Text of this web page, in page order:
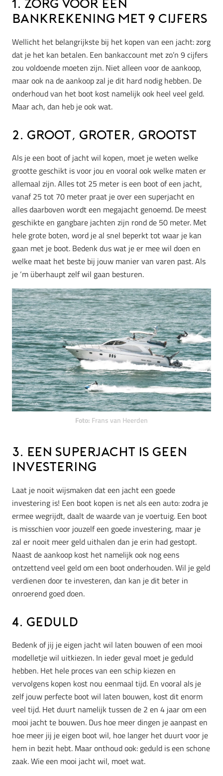
1. Zorg voor een
bankrekening met 9 cijfers
Wellicht het belangrijkste bij het kopen van een jacht: zorg
dat je het kan betalen. Een bankaccount met zo’n 9 cijfers
zou voldoende moeten zijn. Niet alleen voor de aankoop,
maar ook na de aankoop zal je dit hard nodig hebben. De
onderhoud van het boot kost namelijk ook heel veel geld.
Maar ach, dan heb je ook wat.
2. Groot, groter, grootst
Als je een boot of jacht wil kopen, moet je weten welke
grootte geschikt is voor jou en vooral ook welke maten er
allemaal zijn. Alles tot 25 meter is een boot of een jacht,
vanaf 25 tot 70 meter praat je over een superjacht en
alles daarboven wordt een megajacht genoemd. De meest
geschikte en gangbare jachten zijn rond de 50 meter. Met
hele grote boten, word je al snel beperkt tot waar je kan
gaan met je boot. Bedenk dus wat je er mee wil doen en
welke maat het beste bij jouw manier van varen past. Als
je ‘m überhaupt zelf wil gaan besturen.
Foto: Frans van Heerden
3. Een superjacht is geen
investering
Laat je nooit wijsmaken dat een jacht een goede
investering is! Een boot kopen is net als een auto: zodra je
ermee wegrijdt, daalt de waarde van je voertuig. Een boot
is misschien voor jouzelf een goede investering, maar je
zal er nooit meer geld uithalen dan je erin had gestopt.
Naast de aankoop kost het namelijk ook nog eens
ontzettend veel geld om een boot onderhouden. Wil je geld
verdienen door te investeren, dan kan je dit beter in
onroerend goed doen.
4. Geduld
Bedenk of jij je eigen jacht wil laten bouwen of een mooi
modelletje wil uitkiezen. In ieder geval moet je geduld
hebben. Het hele proces van een schip kiezen en
vervolgens kopen kost nou eenmaal tijd. En vooral als je
zelf jouw perfecte boot wil laten bouwen, kost dit enorm
veel tijd. Het duurt namelijk tussen de 2 en 4 jaar om een
mooi jacht te bouwen. Dus hoe meer dingen je aanpast en
hoe meer jij je eigen boot wil, hoe langer het duurt voor je
hem in bezit hebt. Maar onthoud ook: geduld is een schone
zaak. Wie een mooi jacht wil, moet wat.